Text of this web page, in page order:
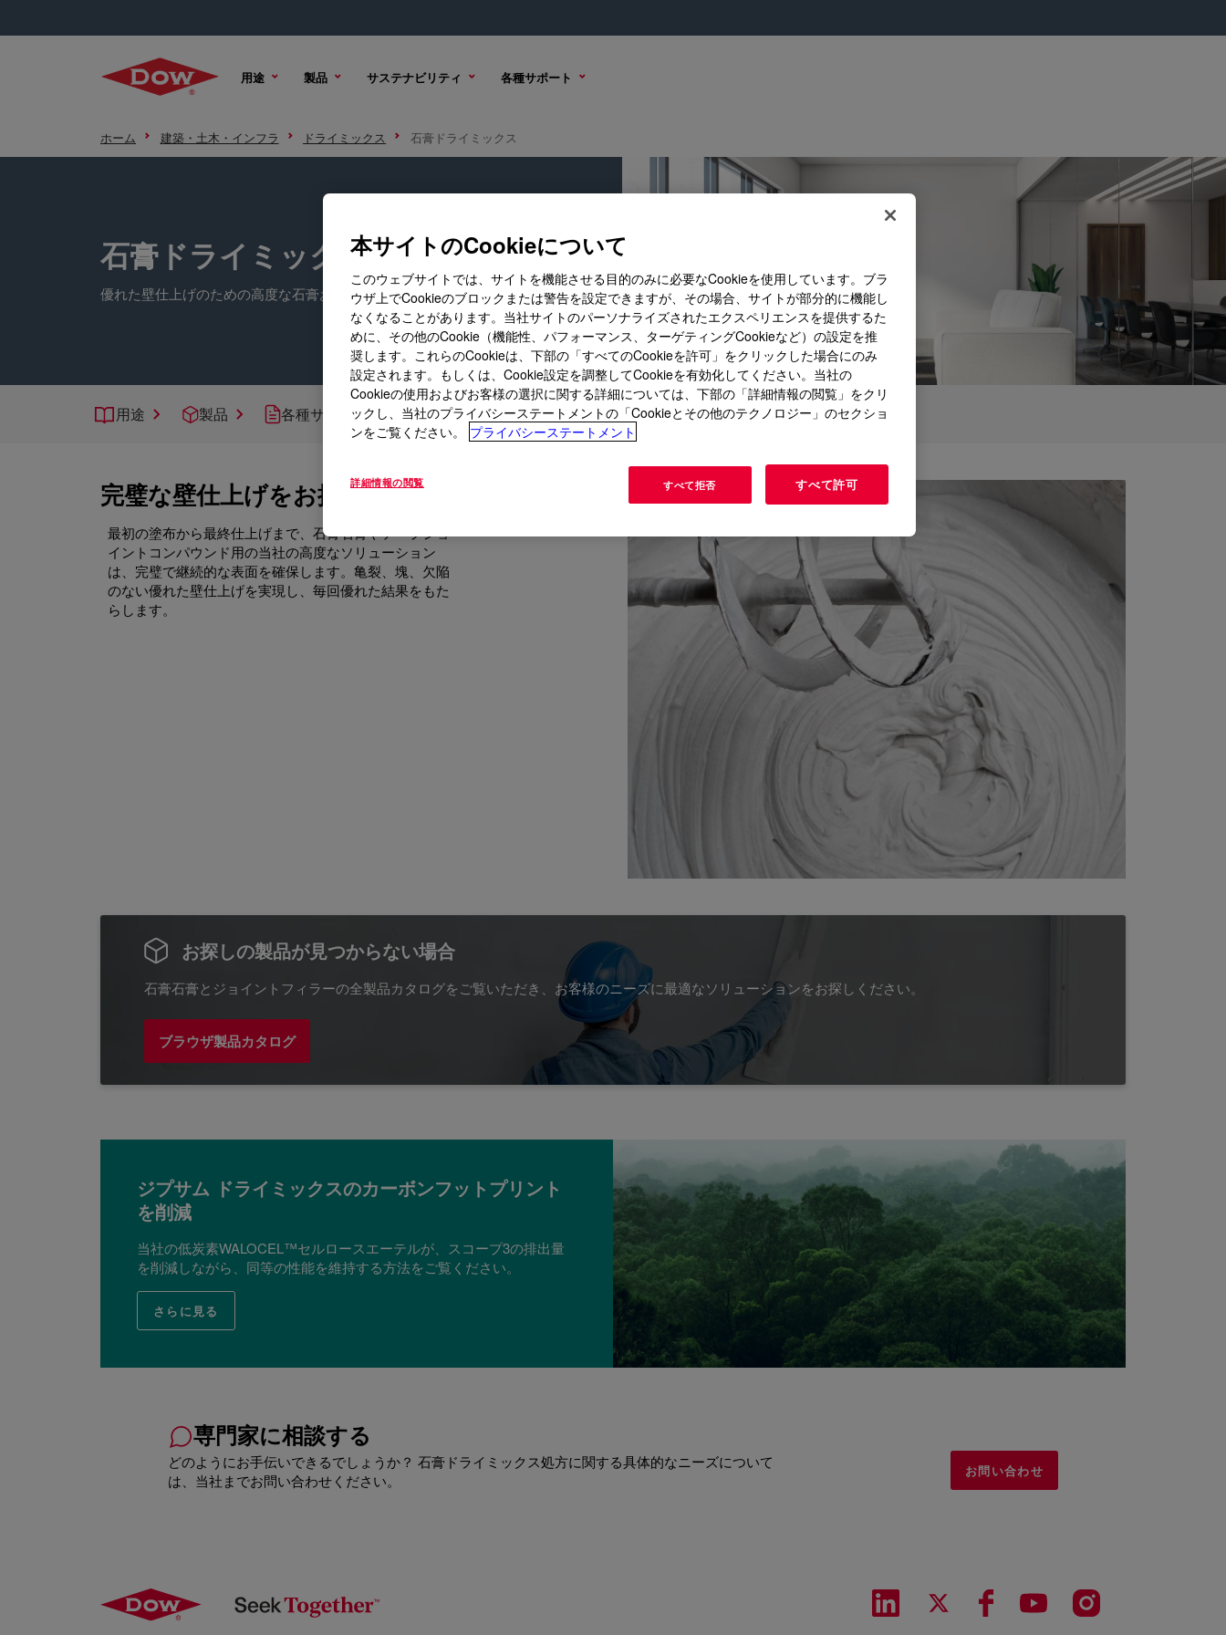
用途 製品 サステナビリティ 各種サポート
ホーム 建築・土木・インフラ ドライミックス 石膏ドライミックス
石膏ドライミックス
優れた壁仕上げのための高度な石膏およびジョイントフィラーソリューション。
用途 製品 各種サポート
完璧な壁仕上げをお探しですか?
最初の塗布から最終仕上げまで、石膏石膏やテープジョ
イントコンパウンド用の当社の高度なソリューション
は、完璧で継続的な表面を確保します。亀裂、塊、欠陥
のない優れた壁仕上げを実現し、毎回優れた結果をもた
らします。
お探しの製品が見つからない場合
石膏石膏とジョイントフィラーの全製品カタログをご覧いただき、お客様のニーズに最適なソリューションをお探しください。
ブラウザ製品カタログ
ジプサム ドライミックスのカーボンフットプリント
を削減
当社の低炭素WALOCEL™セルロースエーテルが、スコープ3の排出量
を削減しながら、同等の性能を維持する方法をご覧ください。
さらに見る
専門家に相談する
どのようにお手伝いできるでしょうか？ 石膏ドライミックス処方に関する具体的なニーズについて
は、当社までお問い合わせください。
お問い合わせ
本サイトのCookieについて
このウェブサイトでは、サイトを機能させる目的のみに必要なCookieを使用しています。ブラ
ウザ上でCookieのブロックまたは警告を設定できますが、その場合、サイトが部分的に機能し
なくなることがあります。当社サイトのパーソナライズされたエクスペリエンスを提供するた
めに、その他のCookie（機能性、パフォーマンス、ターゲティングCookieなど）の設定を推
奨します。これらのCookieは、下部の「すべてのCookieを許可」をクリックした場合にのみ
設定されます。もしくは、Cookie設定を調整してCookieを有効化してください。当社の
Cookieの使用およびお客様の選択に関する詳細については、下部の「詳細情報の閲覧」をクリ
ックし、当社のプライバシーステートメントの「Cookieとその他のテクノロジー」のセクショ
ンをご覧ください。
プライバシーステートメント
詳細情報の閲覧 すべて拒否 すべて許可